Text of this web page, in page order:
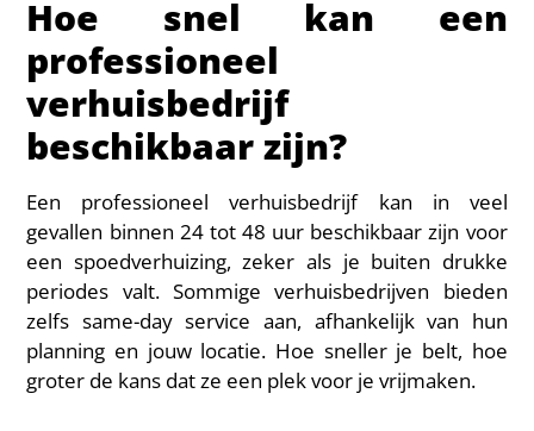
Hoe snel kan een
professioneel
verhuisbedrijf
beschikbaar zijn?
Een professioneel verhuisbedrijf kan in veel
gevallen binnen 24 tot 48 uur beschikbaar zijn voor
een spoedverhuizing, zeker als je buiten drukke
periodes valt. Sommige verhuisbedrijven bieden
zelfs same-day service aan, afhankelijk van hun
planning en jouw locatie. Hoe sneller je belt, hoe
groter de kans dat ze een plek voor je vrijmaken.